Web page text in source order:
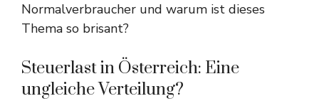
Normalverbraucher und warum ist dieses
Thema so brisant?
Steuerlast in Österreich: Eine
ungleiche Verteilung?